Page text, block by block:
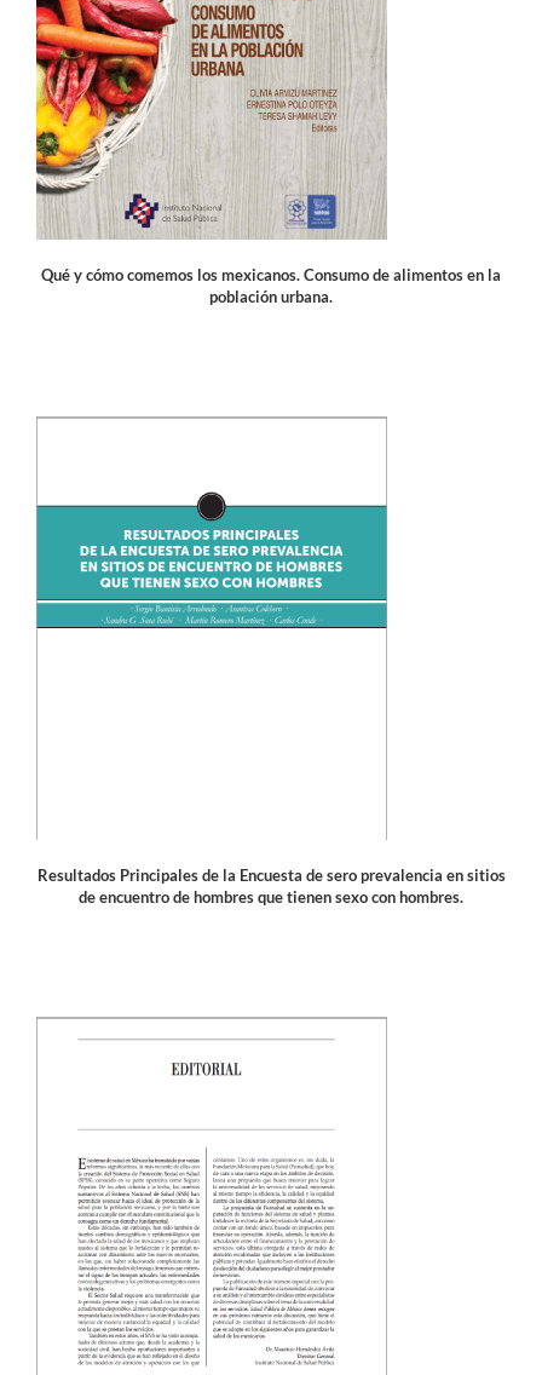
Qué y cómo comemos los mexicanos. Consumo de alimentos en la
población urbana.
Resultados Principales de la Encuesta de sero prevalencia en sitios
de encuentro de hombres que tienen sexo con hombres.